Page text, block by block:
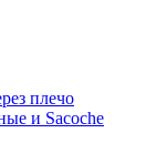
плечо
и Sacoche